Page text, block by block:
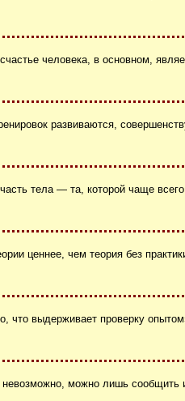
человека, в основном,
развиваются,
тела ― та, которой чаще
ценнее, чем теория без
что выдерживает проверку
невозможно, можно лишь